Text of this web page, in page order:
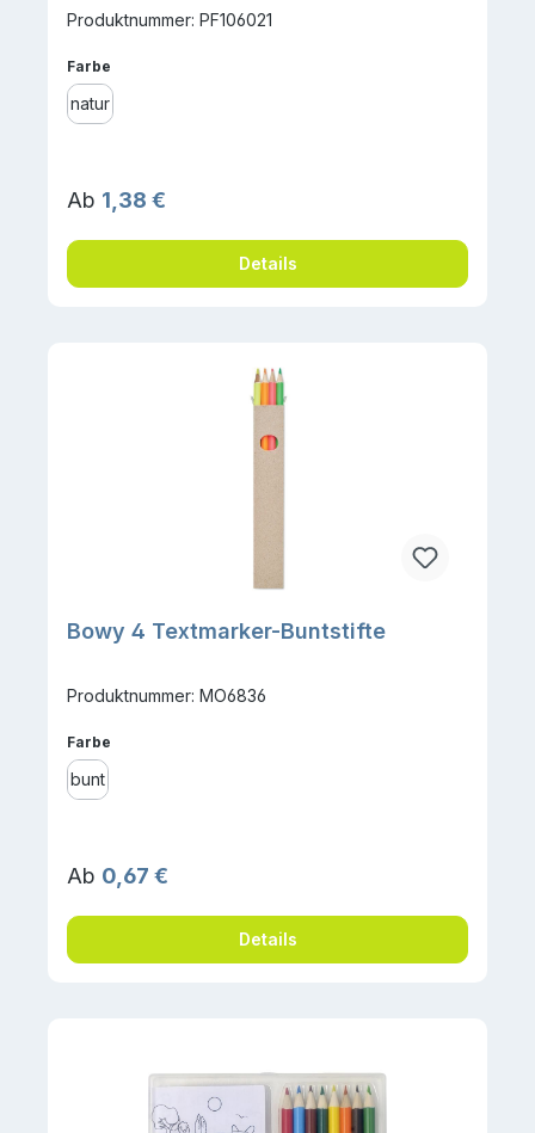
Produktnummer: PF106021
Farbe
natur
Regulärer Preis:
Ab 1,38 €
Details
Bowy 4 Textmarker-Buntstifte
Produktnummer: MO6836
Farbe
bunt
Regulärer Preis:
Ab 0,67 €
Details